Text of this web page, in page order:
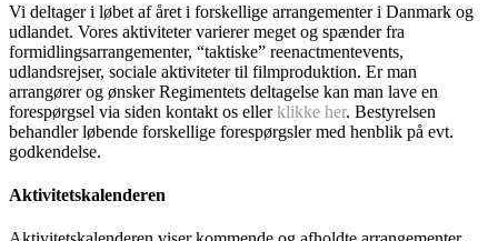
Vi deltager i løbet af året i forskellige arrangementer i Danmark og
udlandet. Vores aktiviteter varierer meget og spænder fra
formidlingsarrangementer, “taktiske” reenactmentevents,
udlandsrejser, sociale aktiviteter til filmproduktion. Er man
arrangører og ønsker Regimentets deltagelse kan man lave en
forespørgsel via siden kontakt os ellerklikke her. Bestyrelsen
behandler løbende forskellige forespørgsler med henblik på evt.
godkendelse.
Aktivitetskalenderen